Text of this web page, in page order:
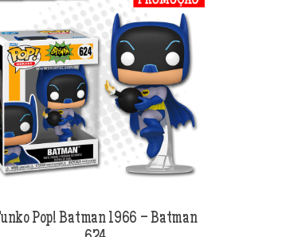
Pop! Batman 1966 – Batman